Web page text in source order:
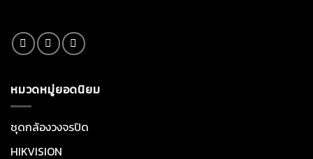
หมวดหมู่ยอดนิยม
ชุดกล้องวงจรปิด
HIKVISION